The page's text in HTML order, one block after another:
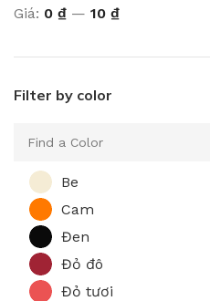
Giá: 0 ₫ — 10 ₫
Filter by color
Be
Cam
Đen
Đỏ đô
Đỏ tươi